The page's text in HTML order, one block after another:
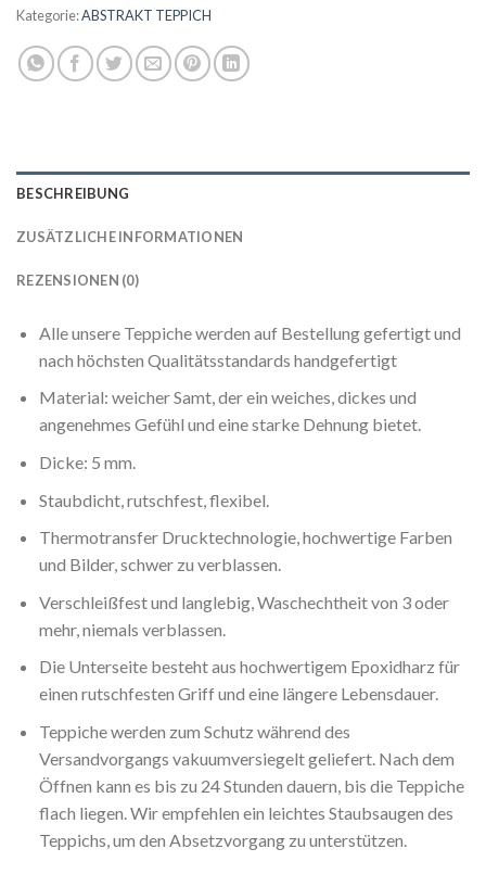
Kategorie:ABSTRAKT TEPPICH
BESCHREIBUNG
ZUSÄTZLICHE INFORMATIONEN
REZENSIONEN (0)
Alle unsere Teppiche werden auf Bestellung gefertigt und
nach höchsten Qualitätsstandards handgefertigt
Material: weicher Samt, der ein weiches, dickes und
angenehmes Gefühl und eine starke Dehnung bietet.
Dicke: 5 mm.
Staubdicht, rutschfest, flexibel.
Thermotransfer Drucktechnologie, hochwertige Farben
und Bilder, schwer zu verblassen.
Verschleißfest und langlebig, Waschechtheit von 3 oder
mehr, niemals verblassen.
Die Unterseite besteht aus hochwertigem Epoxidharz für
einen rutschfesten Griff und eine längere Lebensdauer.
Teppiche werden zum Schutz während des
Versandvorgangs vakuumversiegelt geliefert. Nach dem
Öffnen kann es bis zu 24 Stunden dauern, bis die Teppiche
flach liegen. Wir empfehlen ein leichtes Staubsaugen des
Teppichs, um den Absetzvorgang zu unterstützen.